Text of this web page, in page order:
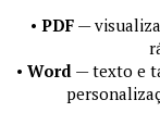
• PDF —
• Word — texto e